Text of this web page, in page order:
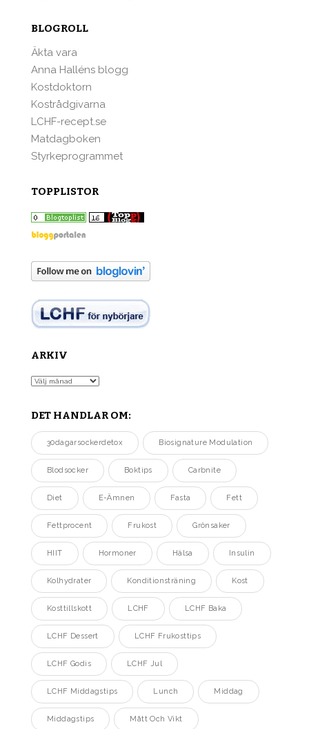
BLOGROLL
Äkta vara
Anna Halléns blogg
Kostdoktorn
Kostrådgivarna
LCHF-recept.se
Matdagboken
Styrkeprogrammet
TOPPLISTOR
ARKIV
Arkiv
DET HANDLAR OM:
30dagarsockerdetox Biosignature Modulation
Blodsocker Boktips Carbnite
Diet E-Ämnen Fasta Fett
Fettprocent Frukost Grönsaker
HIIT Hormoner Hälsa Insulin
Kolhydrater Konditionsträning Kost
Kosttillskott LCHF LCHF Baka
LCHF Dessert LCHF Frukosttips
LCHF Godis LCHF Jul
LCHF Middagstips Lunch Middag
Middagstips Mått Och Vikt